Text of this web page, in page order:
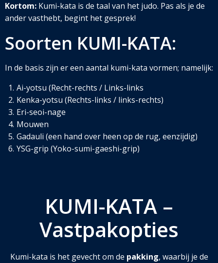
Kortom: Kumi-kata is de taal van het judo. Pas als je de
ander vasthebt, begint het gesprek!
Soorten KUMI-KATA:
In de basis zijn er een aantal kumi-kata vormen; namelijk:
Ai-yotsu (Recht-rechts / Links-links
Kenka-yotsu (Rechts-links / links-rechts)
Eri-seoi-nage
Mouwen
Gadauli (een hand over heen op de rug, eenzijdig)
YSG-grip (Yoko-sumi-gaeshi-grip)
KUMI-KATA –
Vastpakopties
Kumi-kata is het gevecht om de pakking, waarbij je de